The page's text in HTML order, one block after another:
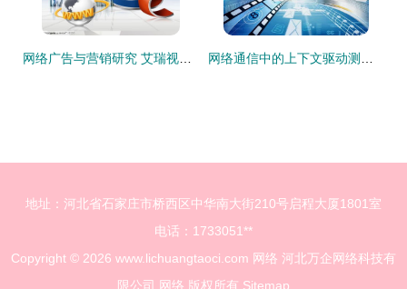
地址：河北省石家庄市桥西区中华南大街210号启程大厦1801室
电话：1733051**
Copyright © 2026 www.lichuangtaoci.com 网络 河北万企网络科技有
限公司 网络 版权所有 Sitemap